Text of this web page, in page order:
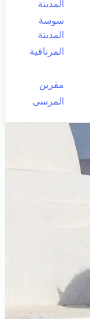
المدينة
سوسة
المدينة
المرناقية
مقرين
المرسى